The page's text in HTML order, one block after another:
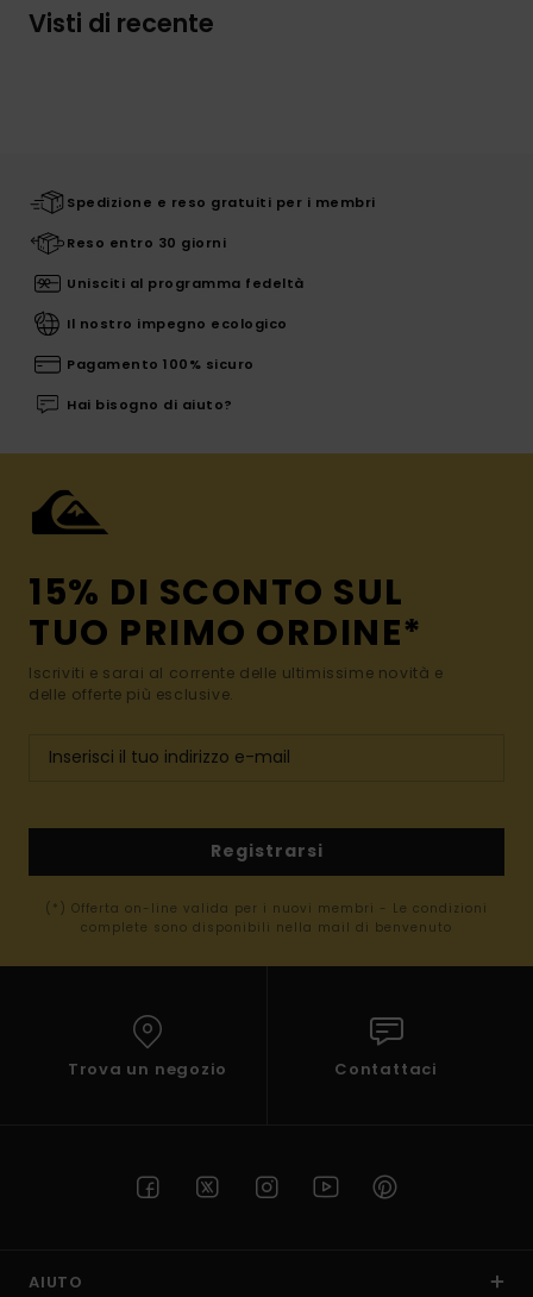
Visti di recente
Spedizione e reso gratuiti per i membri
Reso entro 30 giorni
Unisciti al programma fedeltà
Il nostro impegno ecologico
Pagamento 100% sicuro
Hai bisogno di aiuto?
15% DI SCONTO SUL
TUO PRIMO ORDINE*
Iscriviti e sarai al corrente delle ultimissime novità e
delle offerte più esclusive.
Registrarsi
(*) Offerta on-line valida per i nuovi membri - Le condizioni
complete sono disponibili nella mail di benvenuto
Trova un negozio Contattaci
AIUTO